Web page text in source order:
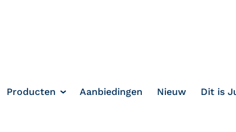
Producten Aanbiedingen Nieuw Dit is